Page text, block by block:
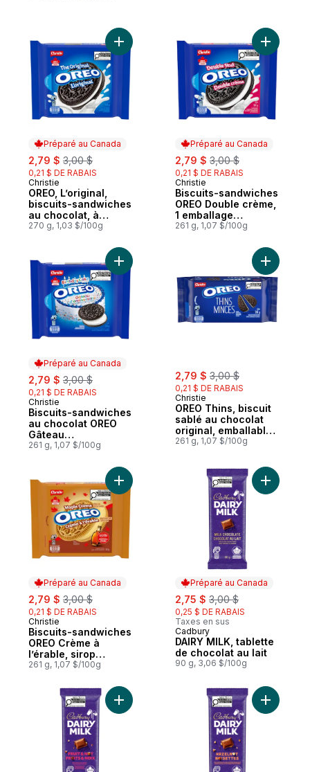
Préparé au Canada
sale:
2,79 $ , formerly:
3,00 $
0,21 $ DE RABAIS
Préparé au Canada
Christie
OREO, L’original,
biscuits-sandwiches
au chocolat, à
emporter, à grignoter
270 g, 1,03 $/100g
Ajouter OREO, L’original, biscuits-
Préparé au Canada
sale:
2,79 $ , formerly:
3,00 $
0,21 $ DE RABAIS
Préparé au Canada
Christie
Biscuits-sandwiches
OREO Double crème,
1 emballage
refermable
261 g, 1,07 $/100g
Ajouter
Préparé au Canada
sale:
2,79 $ , formerly:
3,00 $
0,21 $ DE RABAIS
Préparé au Canada
Christie
Biscuits-sandwiches
au chocolat OREO
Gâteau
d’anniversaire
261 g, 1,07 $/100g
Ajouter Biscuits-sandwiches au chocolat
sale:
2,79 $ , formerly:
3,00 $
0,21 $ DE RABAIS
Christie
OREO Thins, biscuit
sablé au chocolat
original, emballable,
grignotable et
261 g, 1,07 $/100g
Ajouter
Préparé au Canada
sale:
2,79 $ , formerly:
3,00 $
0,21 $ DE RABAIS
Préparé au Canada
Christie
Biscuits-sandwiches
OREO Crème à
l’érable, sirop
d'érable véritable
261 g, 1,07 $/100g
Ajouter Biscuits-sandwiches OREO
Préparé au Canada
sale:
2,75 $ , formerly:
3,00 $
0,25 $ DE RABAIS
Taxes en sus
Préparé au Canada
Cadbury
DAIRY MILK, tablette
de chocolat au lait
90 g, 3,06 $/100g
Ajouter
Ajouter DAIRY MILK, tablette de chocolat
Ajouter